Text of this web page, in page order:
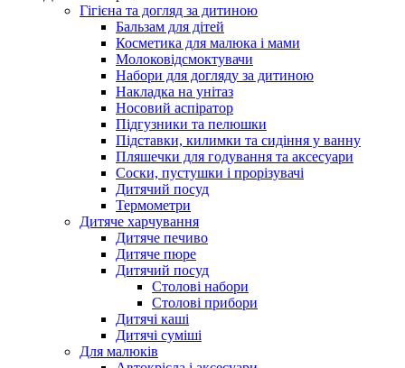
Гігієна та догляд за дитиною
Бальзам для дітей
Косметика для малюка і мами
Молоковідсмоктувачи
Набори для догляду за дитиною
Накладка на унітаз
Носовий аспіратор
Підгузники та пелюшки
Підставки, килимки та сидіння у ванну
Пляшечки для годування та аксесуари
Соски, пустушки і прорізувачі
Дитячий посуд
Термометри
Дитяче харчування
Дитяче печиво
Дитяче пюре
Дитячий посуд
Столові набори
Столові прибори
Дитячі каші
Дитячі суміші
Для малюків